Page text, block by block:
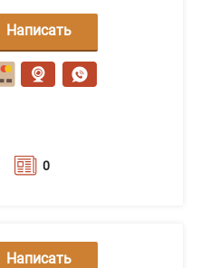
0
Написать
сообщение
Написать